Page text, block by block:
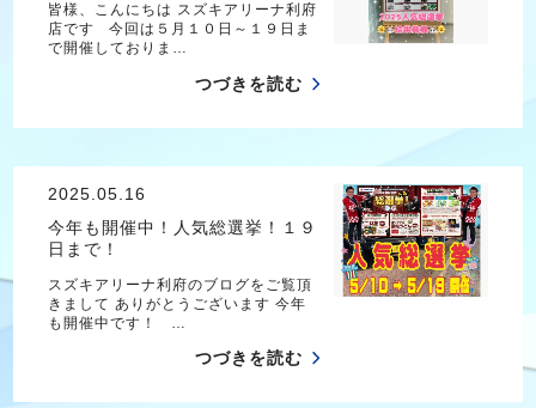
皆様、こんにちは スズキアリーナ利府
店です 今回は５月１０日～１９日ま
で開催しておりま…
つづきを読む
2025.05.16
今年も開催中！人気総選挙！１９
日まで！
スズキアリーナ利府のブログをご覧頂
きまして ありがとうございます 今年
も開催中です！ …
つづきを読む